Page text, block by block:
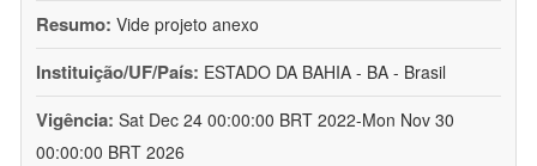
Resumo: Vide projeto anexo
Instituição/UF/País: ESTADO DA BAHIA - BA - Brasil
Vigência: Sat Dec 24 00:00:00 BRT 2022-Mon Nov 30
00:00:00 BRT 2026